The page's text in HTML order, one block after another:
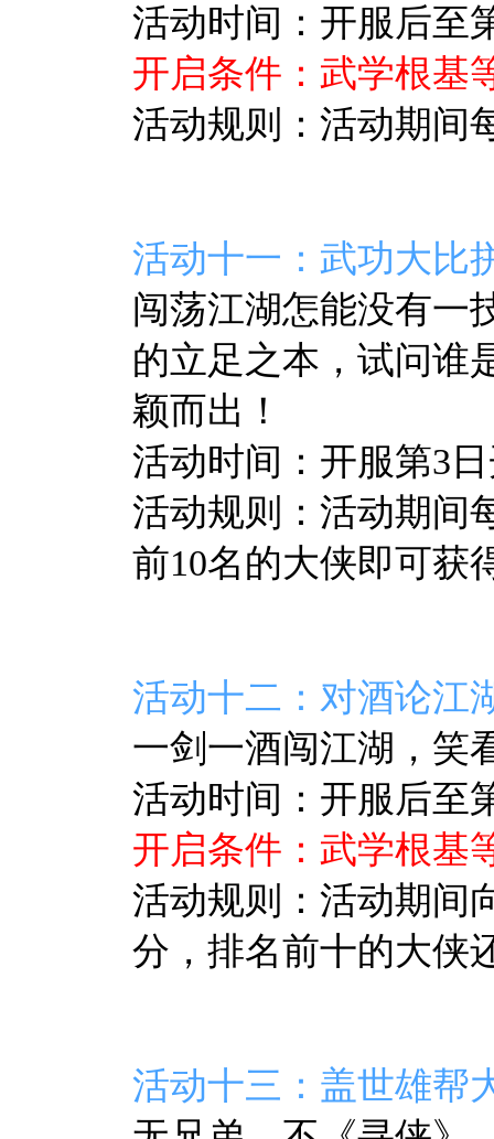
活动时间：开服后至
开启条件：武学根基
活动规则：活动期间
活动十一：武功大比
闯荡江湖怎能没有一
的立足之本，试问谁
颖而出！
活动时间：开服第3
活动规则：活动期间
前10名的大侠即可获
活动十二 ：对酒论江
一剑一酒闯江湖，笑
活动时间：开服后至
开启条件：武学根基
活动规则：活动期间
分，排名前十的大侠
活动十三：盖世雄帮